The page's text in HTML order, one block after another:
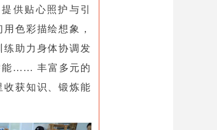
供贴心照护与引
色彩描绘想象，
助力身体协调发
能…… 丰富多元的
收获知识、锻炼能